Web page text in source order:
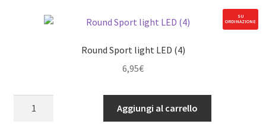
SU
ORDINAZIONE
Round Sport light LED (4)
6,95€
Aggiungi al carrello